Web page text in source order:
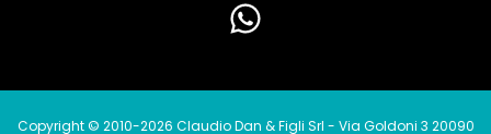
Copyright © 2010-2026 Claudio Dan & Figli Srl - Via Goldoni 3 20090